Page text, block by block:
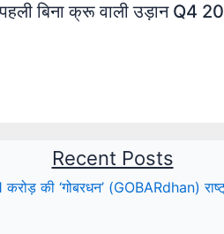
बिना क्रू वाली उड़ान Q4
Recent Posts
की ‘गोबरधन’ (GOBARdhan)